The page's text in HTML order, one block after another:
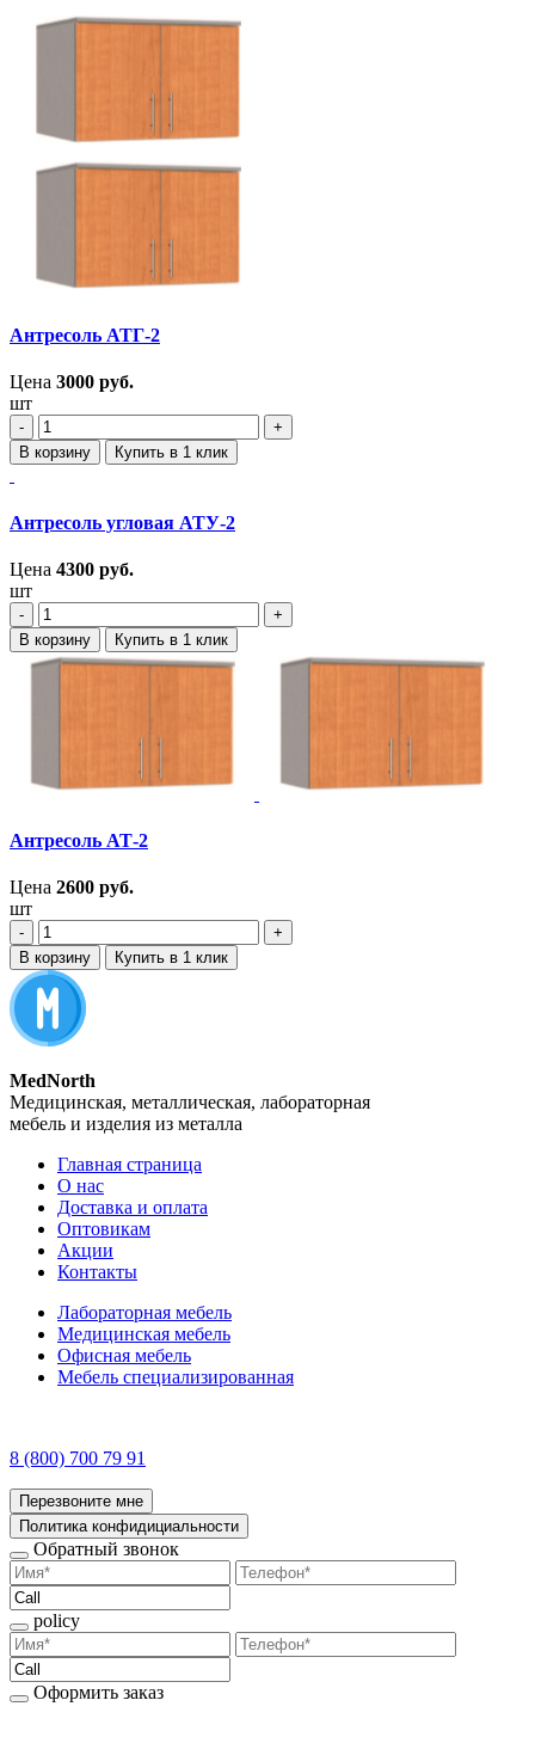
Антресоль АТГ-2
Цена 3000 руб.
шт
‐
+
В корзину
Купить в 1 клик
Антресоль угловая АТУ-2
Цена 4300 руб.
шт
‐
+
В корзину
Купить в 1 клик
Антресоль АТ-2
Цена 2600 руб.
шт
‐
+
В корзину
Купить в 1 клик
MedNorth
Медицинская, металлическая, лабораторная
мебель и изделия из металла
Главная страница
О нас
Доставка и оплата
Оптовикам
Акции
Контакты
Лабораторная мебель
Медицинская мебель
Офисная мебель
Мебель специализированная
8 (800) 700 79 91
Перезвоните мне
Политика конфидициальности
Обратный звонок
policy
Оформить заказ